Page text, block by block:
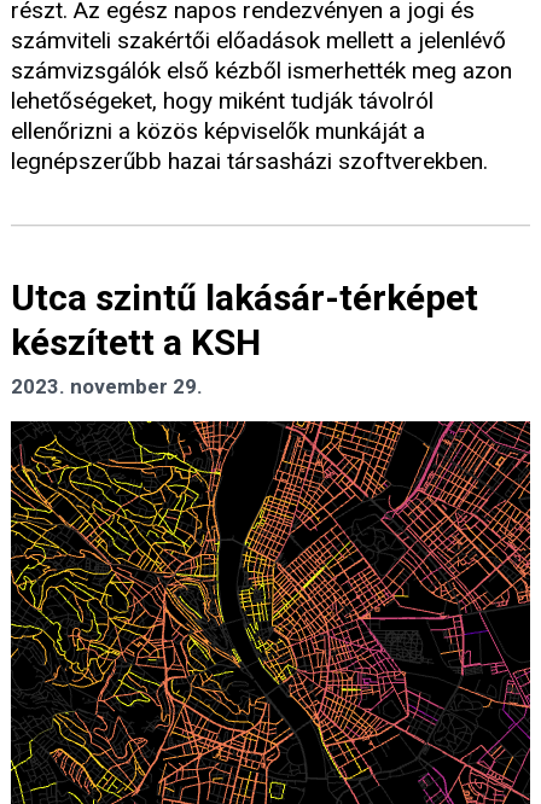
részt. Az egész napos rendezvényen a jogi és
számviteli szakértői előadások mellett a jelenlévő
számvizsgálók első kézből ismerhették meg azon
lehetőségeket, hogy miként tudják távolról
ellenőrizni a közös képviselők munkáját a
legnépszerűbb hazai társasházi szoftverekben.
Utca szintű lakásár-térképet
készített a KSH
2023. november 29.